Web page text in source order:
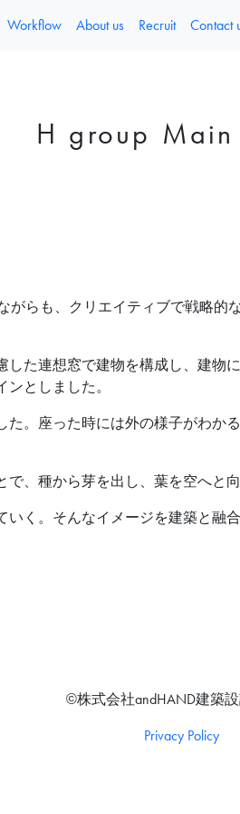
Workflow About us Recruit Contact
H group
らも、クリエイティブで戦略的
た連想窓で建物を構成し、建
としました。
。座った時には外の様子がわか
、種から芽を出し、葉を空へと
く。そんなイメージを建築と融
©株式会社andHAND建築
Privacy Policy